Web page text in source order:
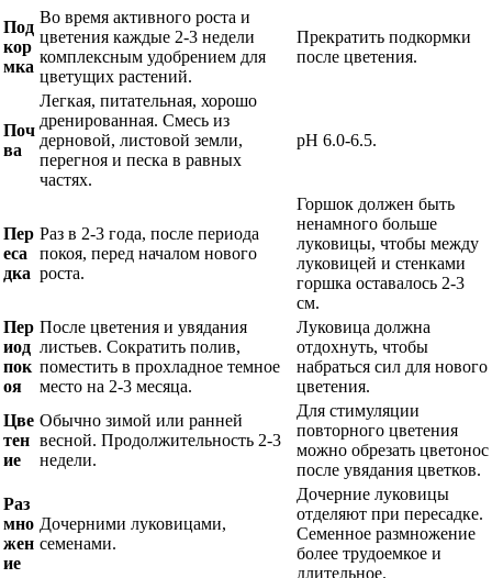
Под
кор
мка
Во время активного роста и
цветения каждые 2-3 недели
комплексным удобрением для
цветущих растений.
Прекратить подкормки
после цветения.
Поч
ва
Легкая, питательная, хорошо
дренированная. Смесь из
дерновой, листовой земли,
перегноя и песка в равных
частях.
pH 6.0-6.5.
Пер
еса
дка
Раз в 2-3 года, после периода
покоя, перед началом нового
роста.
Горшок должен быть
ненамного больше
луковицы, чтобы между
луковицей и стенками
горшка оставалось 2-3
см.
Пер
иод
пок
оя
После цветения и увядания
листьев. Сократить полив,
поместить в прохладное темное
место на 2-3 месяца.
Луковица должна
отдохнуть, чтобы
набраться сил для нового
цветения.
Цве
тен
ие
Обычно зимой или ранней
весной. Продолжительность 2-3
недели.
Для стимуляции
повторного цветения
можно обрезать цветонос
после увядания цветков.
Раз
мно
жен
ие
Дочерними луковицами,
семенами.
Дочерние луковицы
отделяют при пересадке.
Семенное размножение
более трудоемкое и
длительное.